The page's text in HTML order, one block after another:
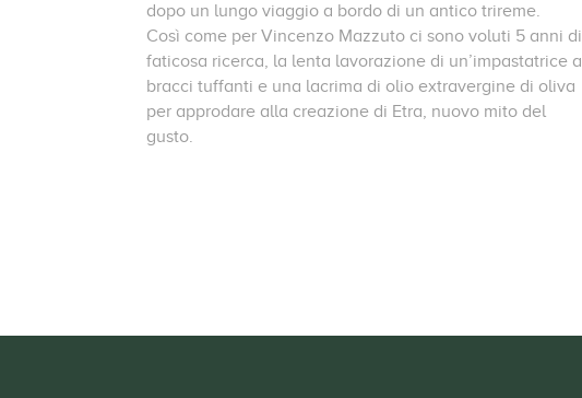
dopo un lungo viaggio a bordo di un antico trireme.
Così come per Vincenzo Mazzuto ci sono voluti 5 anni di
faticosa ricerca, la lenta lavorazione di un’impastatrice a
bracci tuffanti e una lacrima di olio extravergine di oliva
per approdare alla creazione di Etra, nuovo mito del
gusto.